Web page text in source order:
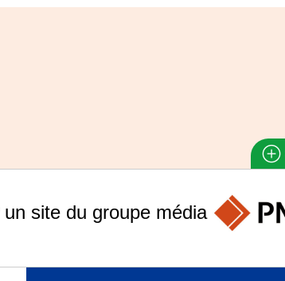
un site du groupe média